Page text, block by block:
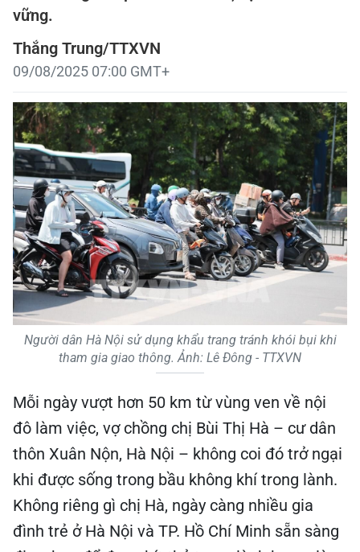
vững.
Thắng Trung/TTXVN
09/08/2025 07:00 GMT+
Người dân Hà Nội sử dụng khẩu trang tránh khói bụi khi
tham gia giao thông. Ảnh: Lê Đông - TTXVN
Mỗi ngày vượt hơn 50 km từ vùng ven về nội
đô làm việc, vợ chồng chị Bùi Thị Hà – cư dân
thôn Xuân Nộn, Hà Nội – không coi đó trở ngại
khi được sống trong bầu không khí trong lành.
Không riêng gì chị Hà, ngày càng nhiều gia
đình trẻ ở Hà Nội và TP. Hồ Chí Minh sẵn sàng